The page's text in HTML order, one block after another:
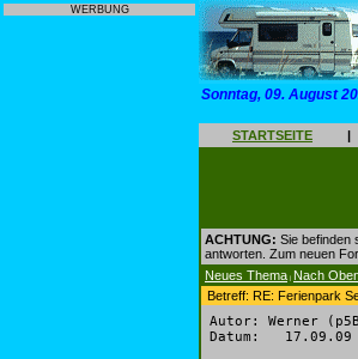
WERBUNG
Sonntag, 09. August
STARTSEITE |
ACHTUNG: Sie befinden
antworten. Zum neuen
Neues Thema | Nach
Betreff: RE: Ferienpark
Autor: Werner
Datum: 17.09.09